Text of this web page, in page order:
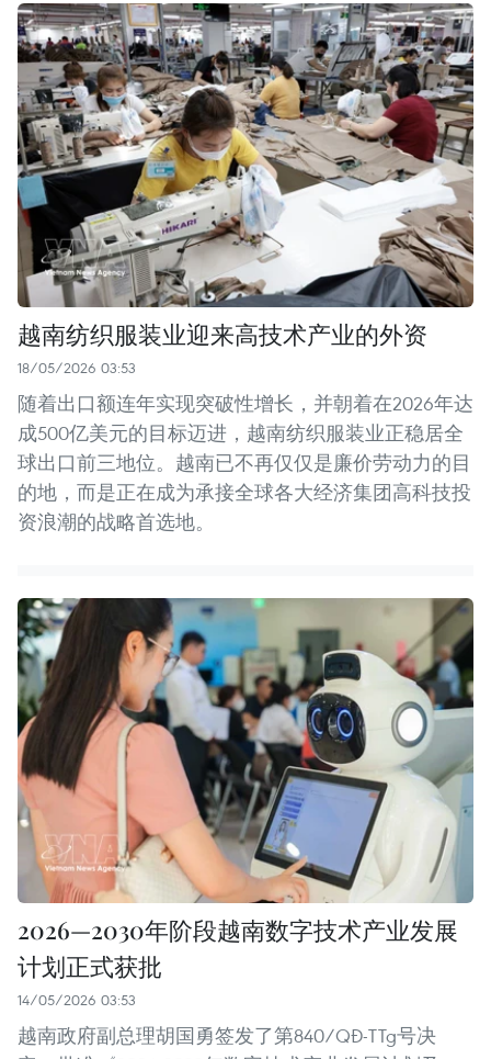
越南纺织服装业迎来高技术产业的外资
18/05/2026 03:53
随着出口额连年实现突破性增长，并朝着在2026年达
成500亿美元的目标迈进，越南纺织服装业正稳居全
球出口前三地位。越南已不再仅仅是廉价劳动力的目
的地，而是正在成为承接全球各大经济集团高科技投
资浪潮的战略首选地。
2026—2030年阶段越南数字技术产业发展
计划正式获批
14/05/2026 03:53
越南政府副总理胡国勇签发了第840/QĐ-TTg号决